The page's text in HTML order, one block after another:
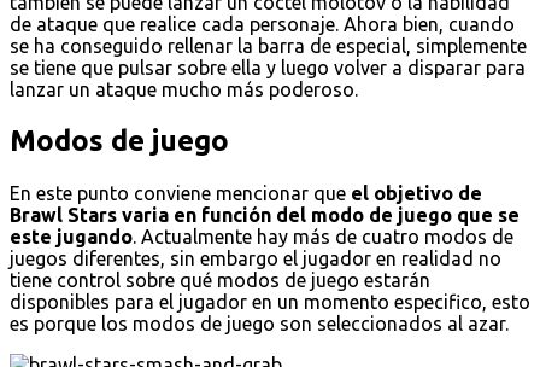
de ataque que realice cada personaje. Ahora bien, cuando
se ha conseguido rellenar la barra de especial, simplemente
se tiene que pulsar sobre ella y luego volver a disparar para
lanzar un ataque mucho más poderoso.
Modos de juego
En este punto conviene mencionar que el objetivo de
Brawl Stars varia en función del modo de juego que se
este jugando. Actualmente hay más de cuatro modos de
juegos diferentes, sin embargo el jugador en realidad no
tiene control sobre qué modos de juego estarán
disponibles para el jugador en un momento especifico, esto
es porque los modos de juego son seleccionados al azar.